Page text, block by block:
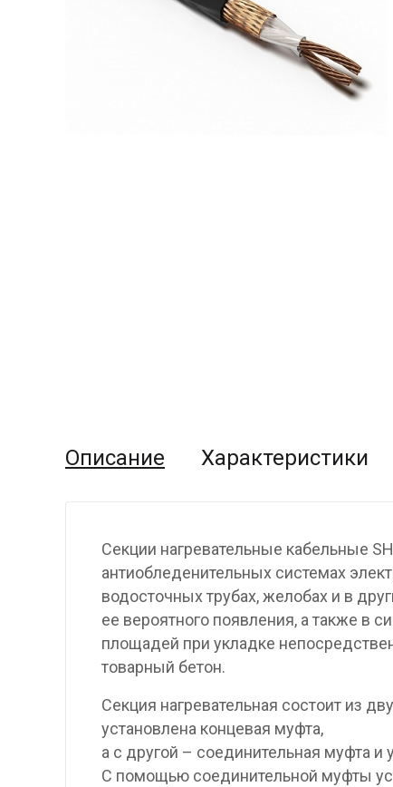
Описание Характеристики
Секции нагревательные кабельные
антиобледенительных системах
водосточных трубах, желобах и в
ее вероятного появления, а также в
площадей при укладке
товарный бетон.
Секция нагревательная состоит из
установлена концевая муфта,
а с другой – соединительная муфта и
С помощью соединительной муфты